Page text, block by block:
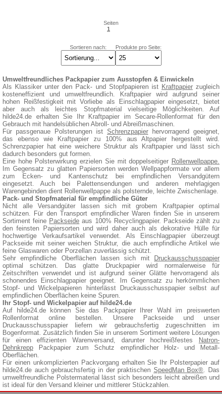
Seiten
1
Sortieren nach: Produkte pro Seite:
Umweltfreundliches Packpapier zum Ausstopfen & Einwickeln
Als Klassiker unter den Pack- und Stopfpapieren ist Kraftpapierzugleich
kosteneffizient und umweltfreundlich. Kraftpapier wird aufgrund seiner
hohen Reißfestigkeit mit Vorliebe als Einschlagpapier eingesetzt, bietet
aber auch als leichtes Stopfmaterial vielseitige Möglichkeiten. Auf
hilde24.de erhalten Sie Ihr Kraftpapier im Secare-Rollenformat für den
Gebrauch mit handelsüblichen Abroll- und Abreißmaschinen.
Für passgenaue Polsterungen ist Schrenzpapier hervorragend geeignet,
das ebenso wie Kraftpapier zu 100% aus Altpapier hergestellt wird.
Schrenzpapier hat eine weichere Struktur als Kraftpapier und lässt sich
dadurch besonders gut formen.
Eine hohe Polsterwirkung erzielen Sie mit doppelseitiger Rollenwellpappe.
Im Gegensatz zu glatten Papiersorten werden Wellpappformate vor allem
zum Ecken- und Kantenschutz bei empfindlichen Versandgütern
eingesetzt. Auch bei Palettensendungen und anderen mehrlagigen
Warengebinden dient Rollenwellpappe als polsternde, leichte Zwischenlage.
Pack- und Stopfmaterial für empfindliche Güter
Nicht alle Versandgüter lassen sich mit grobem Kraftpapier optimal
schützen. Für den Transport empfindlicher Waren finden Sie in unserem
Sortiment feine Packseide aus 100% Recyclingpapier. Packseide zählt zu
den feinsten Papiersorten und wird daher auch als dekorative Hülle für
hochwertige Verkaufsartikel verwendet. Als Einschlagpapier überzeugt
Packseide mit seiner weichen Struktur, die auch empfindliche Artikel wie
feine Glaswaren oder Porzellan zuverlässig schützt.
Sehr empfindliche Oberflächen lassen sich mit
Druckausschusspapier
optimal schützen. Das glatte Druckpapier wird normalerweise für
Zeitschriften verwendet und ist aufgrund seiner Glätte hervorragend als
schonendes Einschlagpapier geeignet. Im Gegensatz zu herkömmlichen
Stopf- und Wickelpapieren hinterlässt Druckausschusspapier selbst auf
empfindlichen Oberflächen keine Spuren.
Ihr Stopf- und Wickelpapier auf hilde24.de
Auf hilde24.de können Sie das Packpapier Ihrer Wahl im preiswerten
Rollenformat online bestellen. Unsere Packseide und unser
Druckausschusspapier liefern wir gebrauchsfertig zugeschnitten im
Bogenformat. Zusätzlich finden Sie in unserem Sortiment weitere Lösungen
für einen effizienten Warenversand, darunter hochreißfestes
Natron-
Dehnkrepp Packpapier zum Schutz empfindlicher Holz- und Metall-
Oberflächen.
Für einen unkomplizierten Packvorgang erhalten Sie Ihr Polsterpapier auf
hilde24.de auch gebrauchsfertig in der praktischen SpeedMan Box®. Das
umweltfreundliche Polstermaterial lässt sich besonders leicht abreißen und
ist ideal für den Versand kleiner und mittlerer Stückzahlen.